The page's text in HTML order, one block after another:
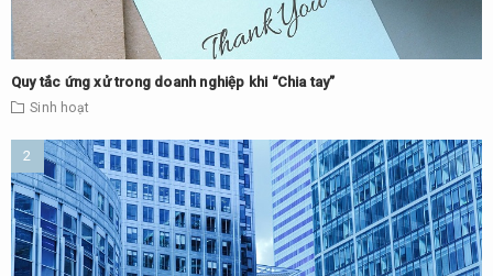
Quy tắc ứng xử trong doanh nghiệp khi “Chia tay”
Sinh hoạt